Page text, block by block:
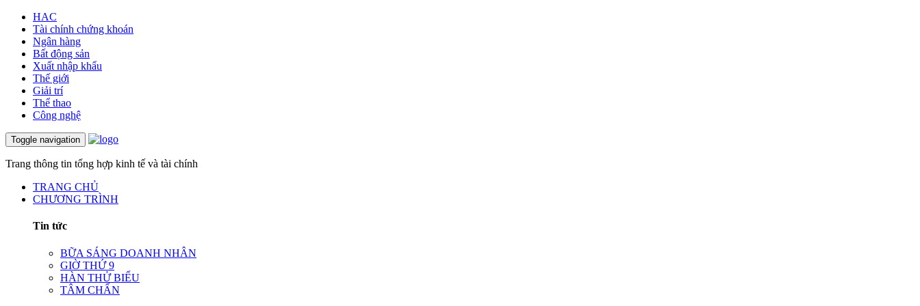
HAC
Tài chính chứng khoán
Ngân hàng
Bất động sản
Xuất nhập khẩu
Thế giới
Giải trí
Thể thao
Công nghệ
Toggle navigation
Trang thông tin tổng hợp kinh tế và tài chính
TRANG CHỦ
CHƯƠNG TRÌNH
Tin tức
BỮA SÁNG DOANH NHÂN
GIỜ THỨ 9
HÀN THỬ BIỂU
TÂM CHẤN